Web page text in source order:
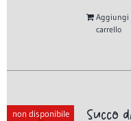
Aggiungi
carrello
non disponibile Succo